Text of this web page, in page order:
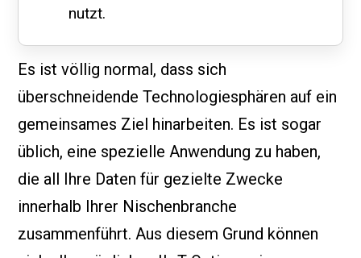
nutzt.
Es ist völlig normal, dass sich
überschneidende Technologiesphären auf ein
gemeinsames Ziel hinarbeiten. Es ist sogar
üblich, eine spezielle Anwendung zu haben,
die all Ihre Daten für gezielte Zwecke
innerhalb Ihrer Nischenbranche
zusammenführt. Aus diesem Grund können